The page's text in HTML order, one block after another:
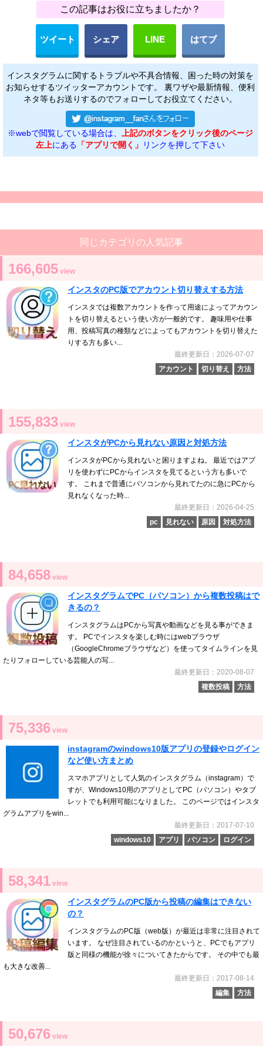
この記事はお役に立ちましたか？
ツイート シェア LINE はてブ
インスタグラムに関するトラブルや不具合情報、困った時の対策を
お知らせするツイッターアカウントです。 裏ワザや最新情報、便利
ネタ等もお送りするのでフォローしてお役立てください。
※webで閲覧している場合は、
上記のボタンをクリック後のページ
左上にある 「アプリで開く」 リンクを押して下さい
同じカテゴリの人気記事
166,605 view
インスタのPC版でアカウント切り替えする方法
インスタでは複数アカウントを作って用途によってアカウン
トを切り替えるという使い方が一般的です。 趣味用や仕事
用、投稿写真の種類などによってもアカウントを切り替えた
りする方も多い...
最終更新日：2026-07-07
アカウント
切り替え 方法
155,833 view
インスタがPCから見れない原因と対処方法
インスタがPCから見れないと困りますよね。 最近ではアプ
リを使わずにPCからインスタを見てるという方も多いで
す。 これまで普通にパソコンから見れてたのに急にPCから
見れなくなった時...
最終更新日：2026-04-25
pc
見れない 原因 対処方法
84,658 view
インスタグラムでPC（パソコン）から複数投稿はで
きるの？
インスタグラムはPCから写真や動画などを見る事ができま
す。 PCでインスタを楽しむ時にはwebブラウザ
（GoogleChromeブラウザなど）を使ってタイムラインを見
たりフォローしている芸能人の写...
最終更新日：2020-08-07
複数投稿
方法
75,336 view
instagramのwindows10版アプリの登録やログイン
など使い方まとめ
スマホアプリとして人気のインスタグラム（instagram）で
すが、Windows10用のアプリとしてPC（パソコン）やタブ
レットでも利用可能になりました。 このページではインスタ
グラムアプリをwin...
最終更新日：2017-07-10
windows10
アプリ パソコン ログイン
58,341 view
インスタグラムのPC版から投稿の編集はできない
の？
インスタグラムのPC版（web版）が最近は非常に注目されて
います。 なぜ注目されているのかというと、PCでもアプリ
版と同様の機能が徐々についてきたからです。 その中でも最
も大きな改善...
最終更新日：2017-08-14
編集
方法
50,676 view